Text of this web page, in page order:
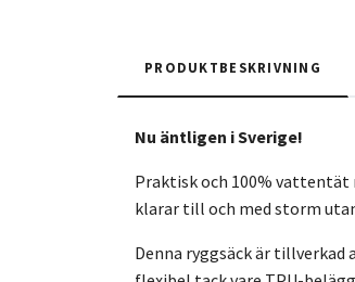
PRODUKTBESKRIVNING
Nu äntligen i Sverige!
Praktisk och 100% vattentät
klarar till och med storm
Denna ryggsäck är